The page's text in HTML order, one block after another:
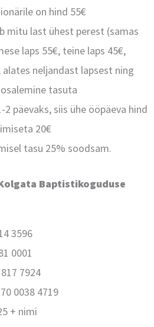
on hind 55€
mitu last ühest perest (samas
laps 55€, teine laps 45€,
alates neljandast lapsest ning
tasuta
päevaks, siis ühe ööpäeva hind
20€
tasu 25% soodsam.
Baptistikoguduse
3596
0001
7924
0038 4719
+ nimi